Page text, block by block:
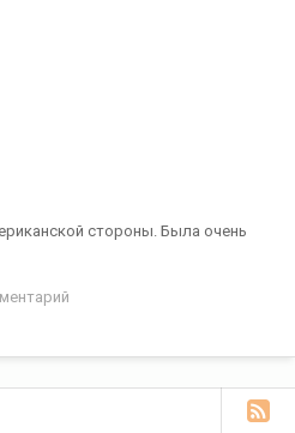
стороны. Была очень